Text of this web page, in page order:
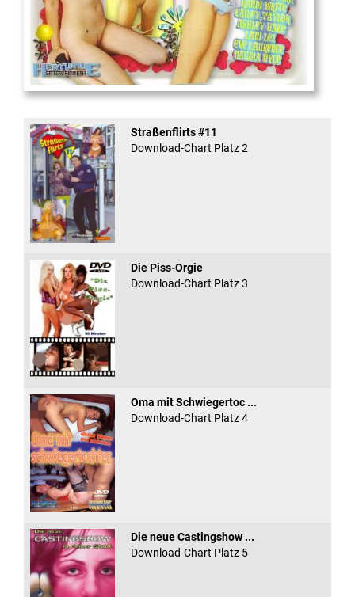
And Confused #8 - ...
Straßenflirts #11
Download-Chart Platz 2
Die Piss-Orgie
Download-Chart Platz 3
Oma mit Schwiegertoc ...
Download-Chart Platz 4
Die neue Castingshow ...
Download-Chart Platz 5